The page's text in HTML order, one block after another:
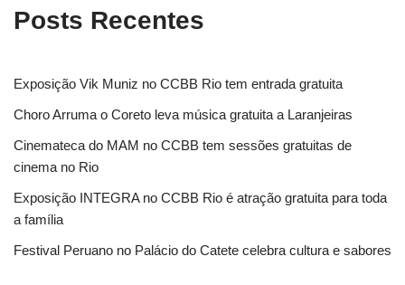
Posts Recentes
Exposição Vik Muniz no CCBB Rio tem entrada gratuita
Choro Arruma o Coreto leva música gratuita a Laranjeiras
Cinemateca do MAM no CCBB tem sessões gratuitas de
cinema no Rio
Exposição INTEGRA no CCBB Rio é atração gratuita para toda
a família
Festival Peruano no Palácio do Catete celebra cultura e sabores